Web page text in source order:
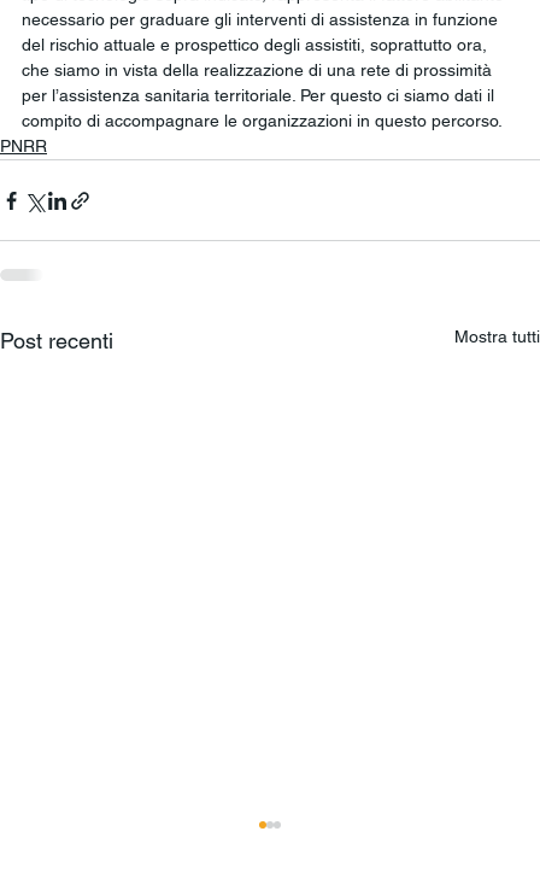
necessario per graduare gli interventi di assistenza in funzione
del rischio attuale e prospettico degli assistiti, soprattutto ora,
che siamo in vista della realizzazione di una rete di prossimità
per l’assistenza sanitaria territoriale. Per questo ci siamo dati il
compito di accompagnare le organizzazioni in questo percorso.
PNRR
Post recenti Mostra tutti